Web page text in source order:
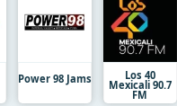
Power 98 Jams Los 40
Mexicali 90.7
FM